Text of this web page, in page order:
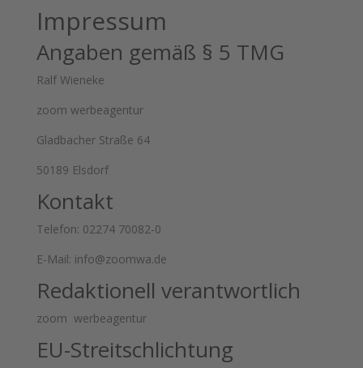
Impressum
Angaben gemäß § 5 TMG
Ralf Wieneke
zoom werbeagentur
Gladbacher Straße 64
50189 Elsdorf
Kontakt
Telefon: 02274 70082-0
E-Mail: info@zoomwa.de
Redaktionell verantwortlich
zoom werbeagentur
EU-Streitschlichtung